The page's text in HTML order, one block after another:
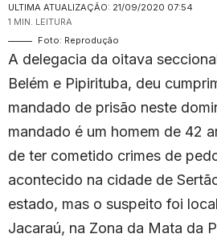
ULTIMA ATUALIZAÇÃO: 21/09/2020 07:54
1 MIN. LEITURA
Foto: Reprodução
A delegacia da oitava
Belém e Pipirituba, deu
mandado de prisão neste
mandado é um homem de 42
de ter cometido crimes de
acontecido na cidade de
estado, mas o suspeito foi
Jacaraú, na Zona da Mata da